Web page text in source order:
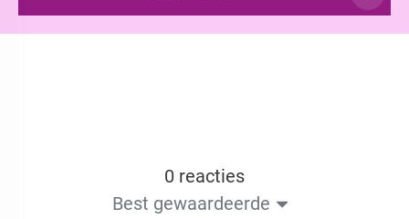
0 reacties
Best gewaardeerde